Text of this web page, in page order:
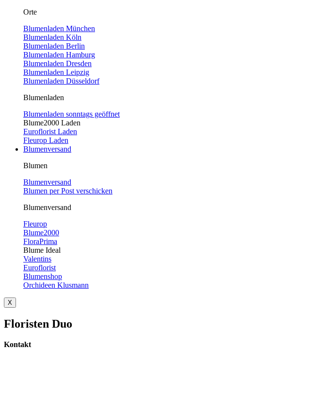
Orte
Blumenladen München
Blumenladen Köln
Blumenladen Berlin
Blumenladen Hamburg
Blumenladen Dresden
Blumenladen Leipzig
Blumenladen Düsseldorf
Blumenladen
Blumenladen sonntags geöffnet
Blume2000 Laden
Euroflorist Laden
Fleurop Laden
Blumenversand
Blumen
Blumenversand
Blumen per Post verschicken
Blumenversand
Fleurop
Blume2000
FloraPrima
Blume Ideal
Valentins
Euroflorist
Blumenshop
Orchideen Klusmann
X
Floristen Duo
Kontakt